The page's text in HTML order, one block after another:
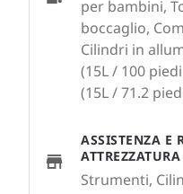
per bambini,
boccaglio,
Cilindri in
(15L / 100
(15L / 71.2
ASSISTENZA E
ATTREZZATURA
Strumenti,